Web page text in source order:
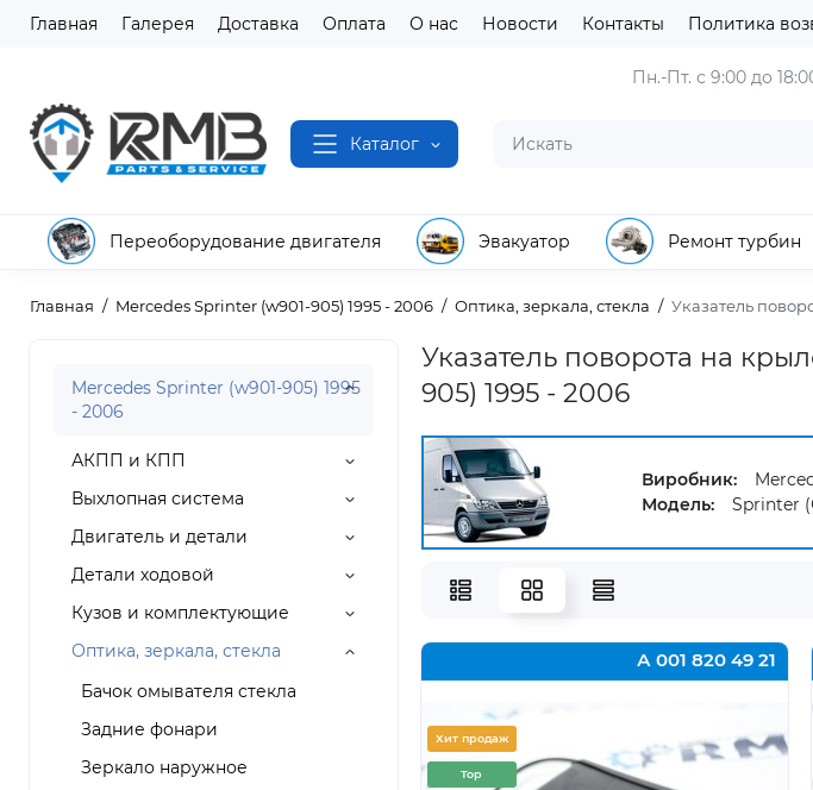
Главная Галерея Доставка Оплата О нас Новости Контакты Политика
Каталог
Пн.-Пт. с 9:00 до
Переоборудование двигателя Эвакуатор Ремонт турбин
Главная Mercedes Sprinter (w901-905) 1995 - 2006 Оптика, зеркала, стекла Указатель
Mercedes Sprinter (w901-905) 1995
- 2006
АКПП и КПП
Выхлопная система
Двигатель и детали
Детали ходовой
Кузов и комплектующие
Оптика, зеркала, стекла
Бачок омывателя стекла
Задние фонари
Зеркало наружное
Указатель поворота на
905) 1995 - 2006
Виробник:
Модель:
Sprinter
А 001 820 49 21
Хит продаж
Top